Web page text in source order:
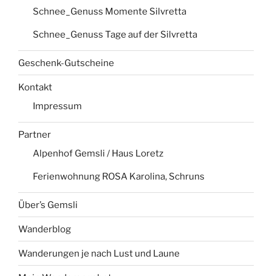
Schnee_Genuss Momente Silvretta
Schnee_Genuss Tage auf der Silvretta
Geschenk-Gutscheine
Kontakt
Impressum
Partner
Alpenhof Gemsli / Haus Loretz
Ferienwohnung ROSA Karolina, Schruns
Über’s Gemsli
Wanderblog
Wanderungen je nach Lust und Laune